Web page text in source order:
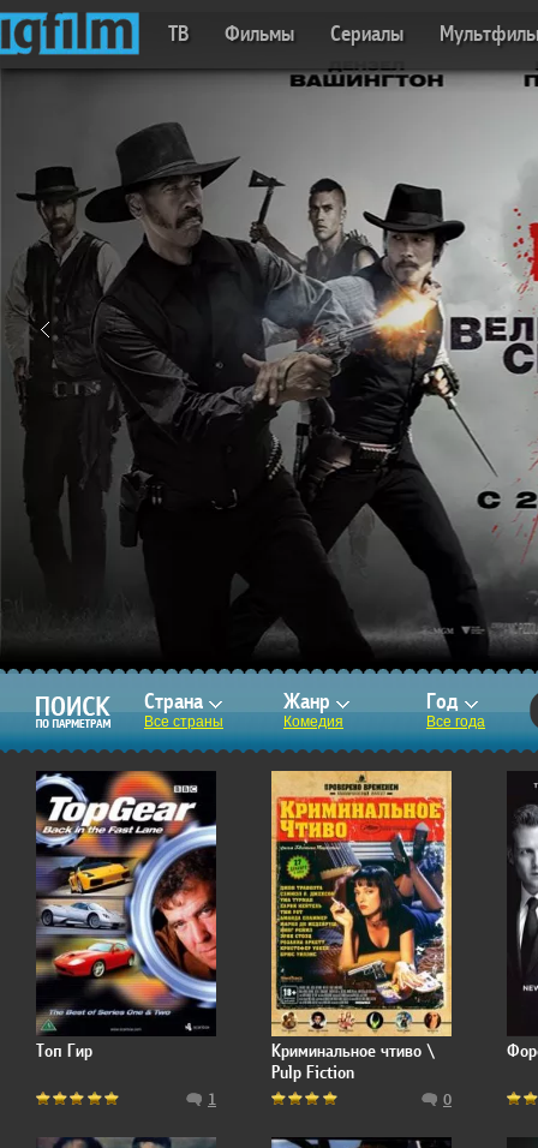
ТВ Фильмы Сериалы
Страна
Все страны
Жанр
Комедия
Год
Все года
Топ Гир
1
Криминальное чтиво \
Pulp Fiction
0